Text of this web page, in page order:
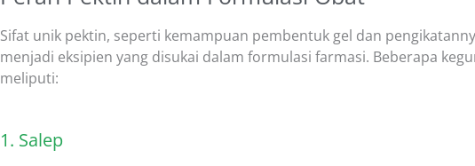
Sifat unik pektin, seperti kemampuan pembentuk gel dan
menjadi eksipien yang disukai dalam formulasi farmasi. Beberapa
meliputi:
1. Salep